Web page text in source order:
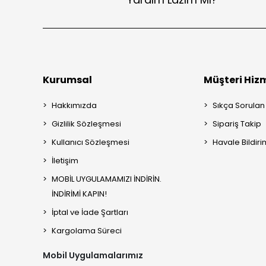
Kurumsal
Hakkımızda
Gizlilik Sözleşmesi
Kullanıcı Sözleşmesi
İletişim
MOBİL UYGULAMAMIZI İNDİRİN.
İNDİRİMİ KAPIN!
İptal ve İade Şartları
Kargolama Süreci
Mobil Uygulamalarımız
Müşteri
Sıkça
Sipariş Takip
Havale